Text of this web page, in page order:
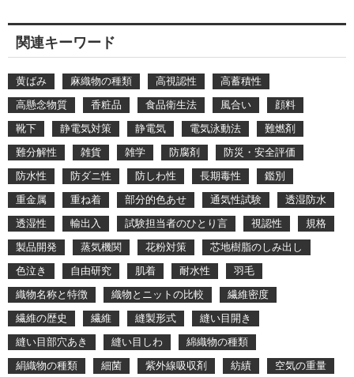
関連キーワード
黄ばみ 麻織物の種類 高視認性
高蓄積性
高懸念物質
香粧品 食品衛生法 風合い
顔料
靴下
静電気対策 静電気 電気泳動法
難燃剤
難分解性
雑貨 雑学 防腐剤
防災・安全評価
防水性
防ダニ性 防しわ性 長期毒性
鑑別
重金属
重ね着 部分的色あせ 通気性試験
透湿防水
透湿性
輸出入 試験担当者のひとり言 視認性
規格
製品開発
蒸気機関 花粉対策
芯地樹脂のしみ出し
色泣き
自由研究 肌着 耐水性
羽毛
織物名称と特徴
織物とニットの比較
繊維密度
繊維の歴史
繊維 縫製形式
縫い目開き
縫い目部穴あき
縫い目しわ
綿織物の種類
絹織物の種類
細菌 紫外線吸収剤 紡績
空気の重量